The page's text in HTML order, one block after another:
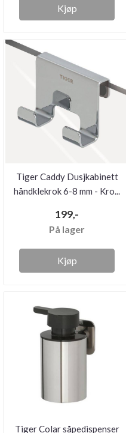
Kjøp
Tiger Caddy Dusjkabinett
håndklekrok 6-8 mm - Kro...
199,-
På lager
Kjøp
Tiger Colar såpedispenser